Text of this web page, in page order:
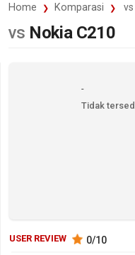
Home Komparasi vs
vs Nokia C210
-
Tidak
USER REVIEW 0/10